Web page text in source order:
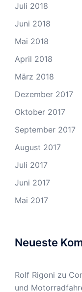
Juli 2018
Juni 2018
Mai 2018
April 2018
März 2018
Dezember 2017
Oktober 2017
September 2017
August 2017
Juli 2017
Juni 2017
Mai 2017
Neueste
Rolf Rigoni zu
und